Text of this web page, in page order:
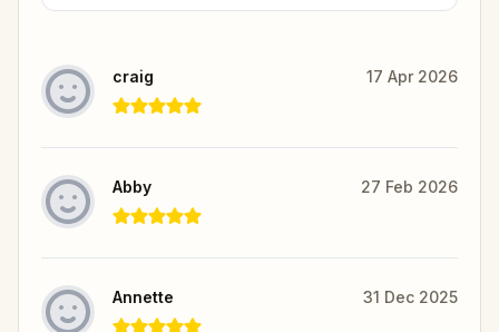
craig 17 Apr 2026
Abby 27 Feb 2026
Annette 31 Dec 2025